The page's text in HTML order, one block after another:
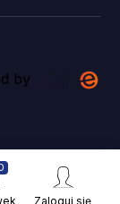
by
Zaloguj się